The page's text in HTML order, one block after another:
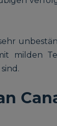
milden